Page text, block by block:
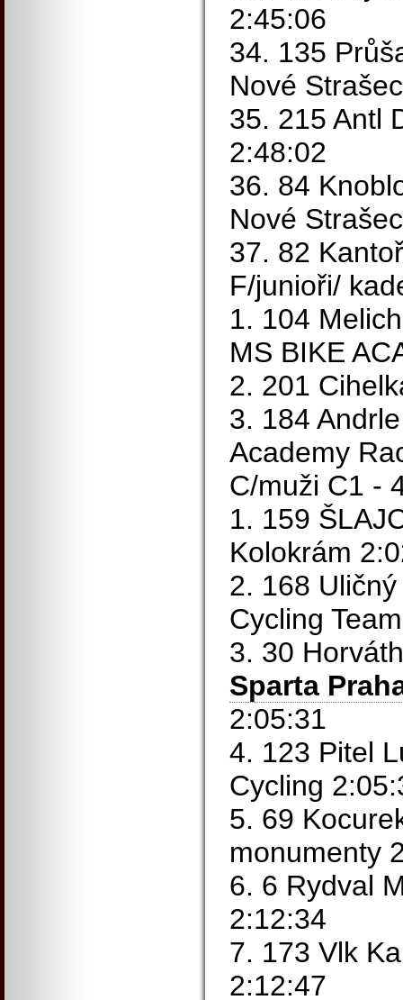
2:45:06
34. 135
Nové
35. 215 Antl
2:48:02
36. 84
Nové
37. 82
F/junioři/
1. 104
MS BIKE
2. 201
3. 184
Academy
C/muži C1 -
1. 159
Kolokrám
2. 168
Cycling
3. 30
Sparta
2:05:31
4. 123 Pitel
Cycling
5. 69
monumenty
6. 6 Rydval
2:12:34
7. 173 Vlk
2:12:47